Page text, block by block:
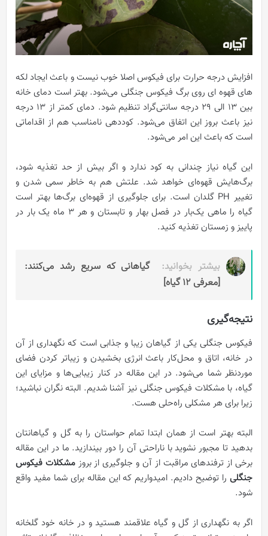
افزایش درجه حرارت برای فیکوس اصلا خوب نیست و باعث ایجاد لکه‌
های قهوه‌ ای روی برگ فیکوس جنگلی می‌شود. بهتر است دمای خانه
بین 13 الی 29 درجه سانتی‌گراد تنظیم شود. دمای کمتر از 13 درجه
نیز باعث بروز این اتفاق می‌شود. کوددهی نامناسب هم از اقداماتی
است که باعث این امر می‌شود.
این گیاه نیاز چندانی به کود ندارد و اگر بیش از حد تغذیه شود،
برگ‌هایش قهوه‌ای خواهد شد. علتش هم به خاطر سمی شدن و
تغییر PH گلدان است. برای جلوگیری از قهوه‌ای برگ‌ها بهتر است
گیاه را ماهی یک‌بار در فصل بهار و تابستان و هر 3 ماه یک بار در
پاییز و زمستان تغذیه کنید.
بیشتر بخوانید:
گیاهانی که سریع رشد می‌کنند:
[معرفی 12 گیاه]
نتیجه‌گیری
فیکوس جنگلی یکی از گیاهان زیبا و جذابی است که نگهداری از آن
در خانه، اتاق و محل‌کار باعث انرژی بخشیدن و زیباتر کردن فضای
موردنظر شما می‌شود. در این مقاله در کنار زیبایی‌ها و مزایای این
گیاه، با مشکلات فیکوس جنگلی نیز آشنا شدیم. البته نگران نباشید؛
زیرا برای هر مشکلی راه‌حلی هست.
البته بهتر است از همان ابتدا تمام حواستان را به گل و گیاهانتان
بدهید تا مجبور نشوید با ناراحتی آن را دور بیندازید. ما در این مقاله
برخی از ترفندهای مراقبت از آن و جلوگیری از بروز مشکلات فیکوس
جنگلی را توضیح دادیم. امیدواریم که این مقاله برای شما مفید واقع
شود.
اگر به نگهداری از گل و گیاه علاقمند هستید و در خانه خود گلخانه